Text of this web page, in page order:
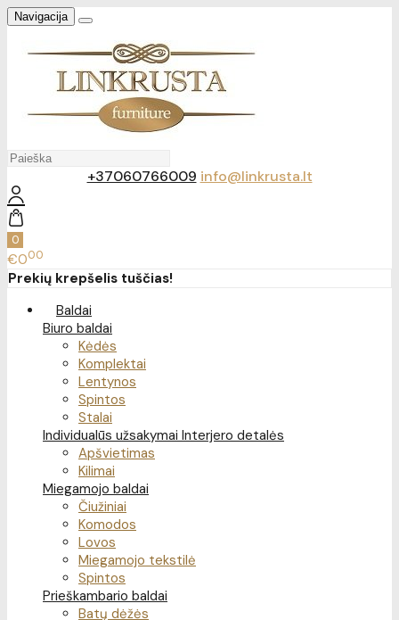
Navigacija
+37060766009 info@linkrusta.lt
0
€000
Prekių krepšelis tuščias!
Baldai
Biuro baldai
Kėdės
Komplektai
Lentynos
Spintos
Stalai
Individualūs užsakymai Interjero detalės
Apšvietimas
Kilimai
Miegamojo baldai
Čiužiniai
Komodos
Lovos
Miegamojo tekstilė
Spintos
Prieškambario baldai
Batų dėžės